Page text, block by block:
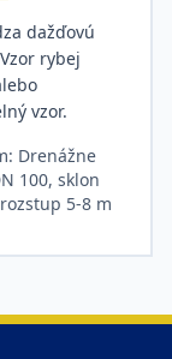
dažďovú
rybej
vzor.
Drenážne
100, sklon
5-8 m